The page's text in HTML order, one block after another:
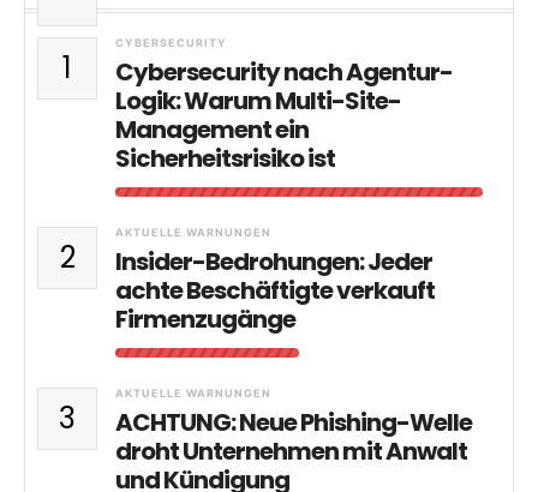
1
CYBERSECURITY
Cybersecurity nach Agentur-
Logik: Warum Multi-Site-
Management ein
Sicherheitsrisiko ist
2
AKTUELLE WARNUNGEN
Insider-Bedrohungen: Jeder
achte Beschäftigte verkauft
Firmenzugänge
3
AKTUELLE WARNUNGEN
ACHTUNG: Neue Phishing-Welle
droht Unternehmen mit Anwalt
und Kündigung